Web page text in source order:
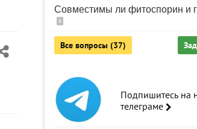
Совместимы ли фитоспорин и
6
Все вопросы (37)
Подпишитесь на
телеграме